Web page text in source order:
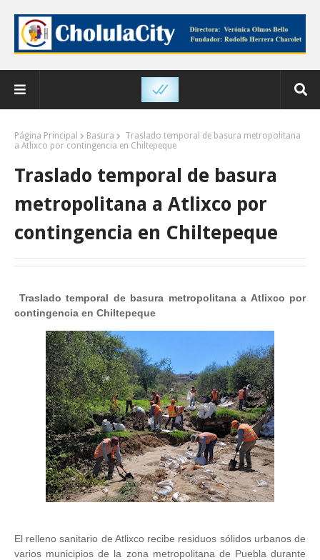
Página Principal Basura
Traslado temporal de basura metropolitana
a Atlixco por contingencia en Chiltepeque
Traslado temporal de basura
metropolitana a Atlixco por
contingencia en Chiltepeque
Traslado temporal de basura metropolitana a Atlixco por
contingencia en Chiltepeque
El relleno sanitario de Atlixco recibe residuos sólidos urbanos de
varios municipios de la zona metropolitana de Puebla durante